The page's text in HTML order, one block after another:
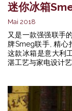
迷你冰箱
Mai 2018
又是一款强强联手
牌Smeg联手, 精心
这款冰箱是意大利
湛工艺与家电设计